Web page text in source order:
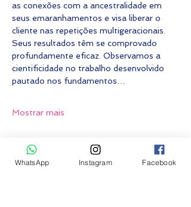
as conexões com a ancestralidade em
seus emaranhamentos e visa liberar o
cliente nas repetições multigeracionais.
Seus resultados têm se comprovado
profundamente eficaz. Observamos a
cientificidade no trabalho desenvolvido
pautado nos fundamentos…
Mostrar mais
Fazer inscrição
WhatsApp Instagram Facebook